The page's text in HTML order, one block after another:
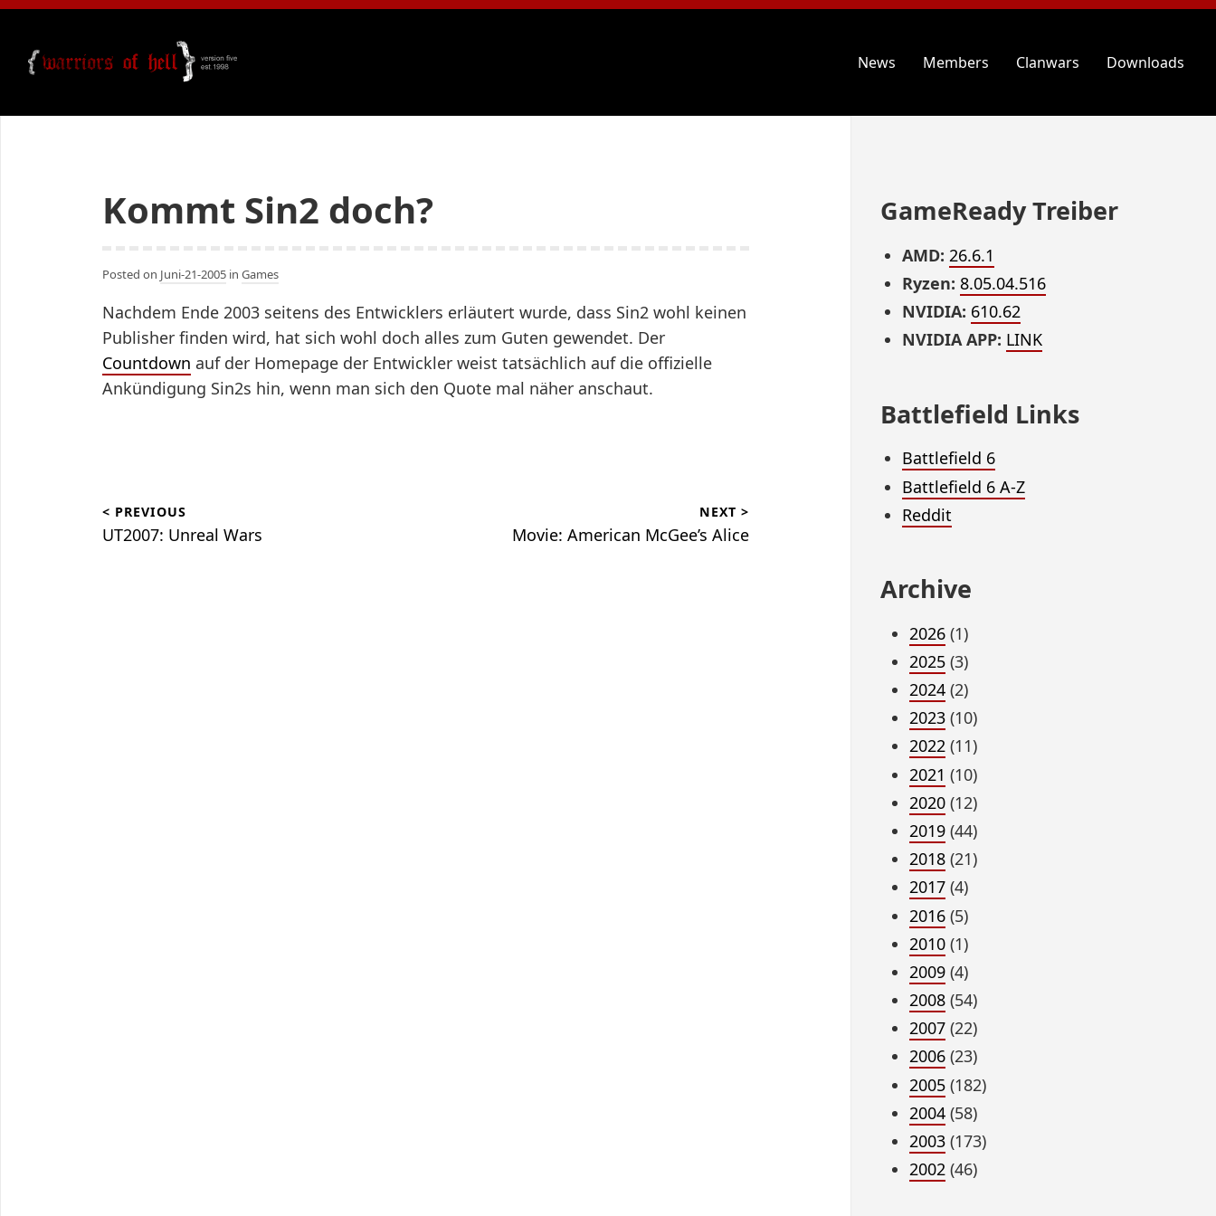
News Members Clanwars Downloads
Kommt Sin2 doch?
Posted on Juni-21-2005 in Games
Nachdem Ende 2003 seitens des Entwicklers erläutert wurde, dass Sin2 wohl keinen
Publisher finden wird, hat sich wohl doch alles zum Guten gewendet. Der
Countdown auf der Homepage der Entwickler weist tatsächlich auf die offizielle
Ankündigung Sin2s hin, wenn man sich den Quote mal näher anschaut.
< PREVIOUS
UT2007: Unreal Wars
NEXT >
Movie: American McGee’s Alice
GameReady Treiber
AMD: 26.6.1
Ryzen: 8.05.04.516
NVIDIA: 610.62
NVIDIA APP: LINK
Battlefield Links
Battlefield 6
Battlefield 6 A-Z
Reddit
Archive
2026(1)
2025(3)
2024(2)
2023(10)
2022(11)
2021 (10)
2020(12)
2019(44)
2018(21)
2017(4)
2016(5)
2010(1)
2009(4)
2008(54)
2007(22)
2006(23)
2005(182)
2004(58)
2003(173)
2002(46)